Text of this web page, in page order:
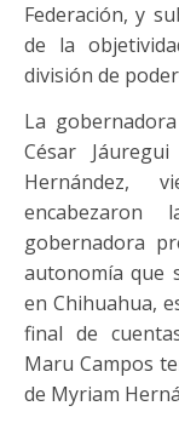
Federación, y
de la
división de
La
César
Hernández,
gobernadora
autonomía que
en Chihuahua,
final de
Maru Campos
de Myriam